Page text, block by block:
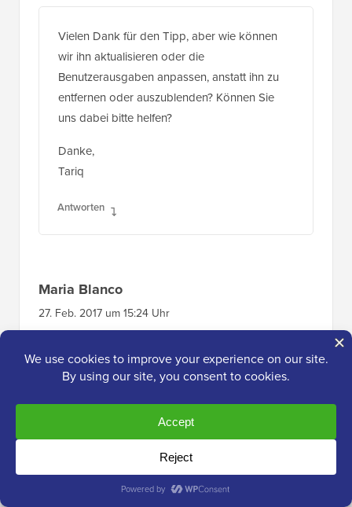
Vielen Dank für den Tipp, aber wie können
wir ihn aktualisieren oder die
Benutzerausgaben anpassen, anstatt ihn zu
entfernen oder auszublenden? Können Sie
uns dabei bitte helfen?
Danke,
Tariq
Antworten
Maria Blanco
27. Feb. 2017 um 15:24 Uhr
Ich möchte die Panels 2 und 3 von meiner
statischen STARTSEITE löschen, aber die
Menüpunktauswahlen, die oben auf dieser
Seite erscheinen (Affinity-Theme), beibehalten
(oder zumindest so gestalten, dass sie mit den
Seiten übereinstimmen, die oben auf der Seite
verlinkt sind).